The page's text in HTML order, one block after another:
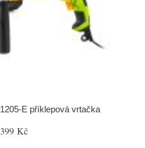
E příklepová vrtačka
Kč